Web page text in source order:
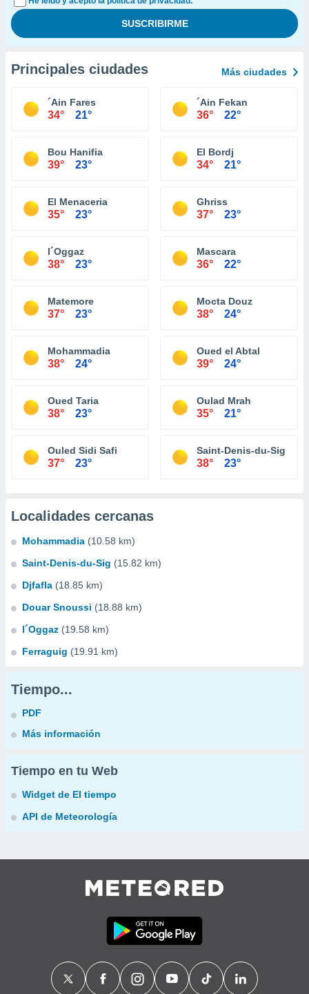
Principales ciudades Más ciudades
´Ain Fares
34° 21°
´Ain Fekan
36° 22°
Bou Hanifia
39° 23°
El Bordj
34° 21°
El Menaceria
35° 23°
Ghriss
37° 23°
l´Oggaz
38° 23°
Mascara
36° 22°
Matemore
37° 23°
Mocta Douz
38° 24°
Mohammadia
38° 24°
Oued el Abtal
39° 24°
Oued Taria
38° 23°
Oulad Mrah
35° 21°
Ouled Sidi Safi
37° 23°
Saint-Denis-du-Sig
38° 23°
Localidades cercanas
Mohammadia (10.58 km)
Saint-Denis-du-Sig (15.82 km)
Djfafla (18.85 km)
Douar Snoussi (18.88 km)
l´Oggaz (19.58 km)
Ferraguig (19.91 km)
Tiempo...
PDF
Más información
Tiempo en tu Web
Widget de El tiempo
API de Meteorología